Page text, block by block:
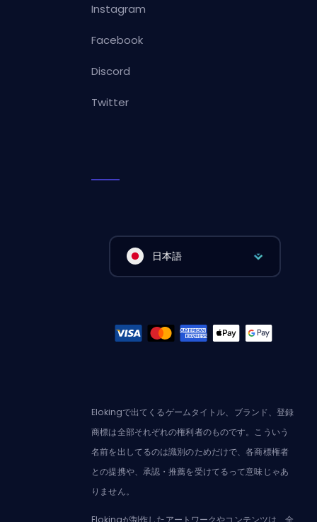
Instagram
Facebook
Discord
Twitter
日本語
Elokingで出てくるゲームタイトル、ブランド、登録
商標は全部それぞれの権利者のものです。こういう
名前を出してるのは識別のためだけで、各商標権者
との提携や、承認・推薦を受けてるって意味じゃあ
りません。
Elokingが制作したアートワークやコンテンツは、全